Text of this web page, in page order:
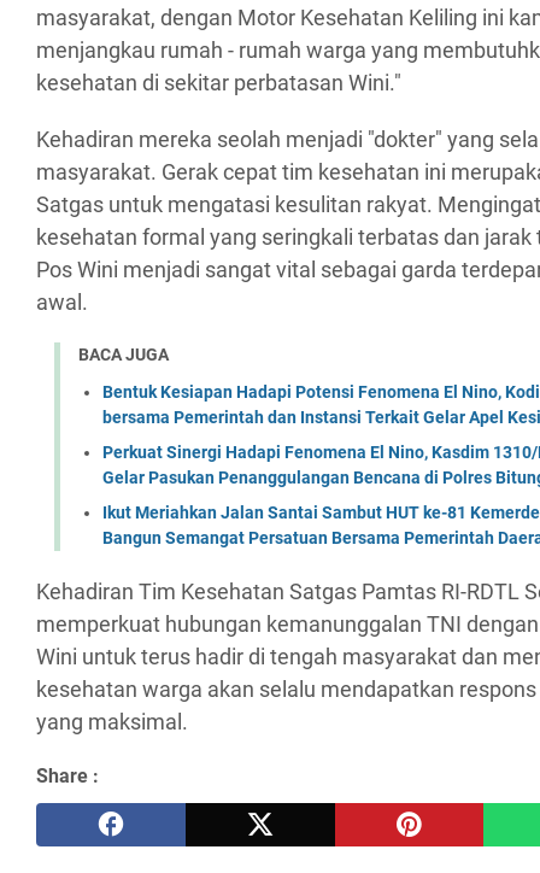
masyarakat, dengan Motor Kesehatan Keliling ini
menjangkau rumah - rumah warga yang
kesehatan di sekitar perbatasan Wini."
Kehadiran mereka seolah menjadi "dokter" yang
masyarakat. Gerak cepat tim kesehatan ini
Satgas untuk mengatasi kesulitan rakyat.
kesehatan formal yang seringkali terbatas dan
Pos Wini menjadi sangat vital sebagai garda
awal.
BACA JUGA
Bentuk Kesiapan Hadapi Potensi Fenomena El Nino,
bersama Pemerintah dan Instansi Terkait Gelar Apel
Perkuat Sinergi Hadapi Fenomena El Nino, Kasdim
Gelar Pasukan Penanggulangan Bencana di Polres
Ikut Meriahkan Jalan Santai Sambut HUT ke-81
Bangun Semangat Persatuan Bersama Pemerintah
Kehadiran Tim Kesehatan Satgas Pamtas RI-RDTL
memperkuat hubungan kemanunggalan TNI
Wini untuk terus hadir di tengah masyarakat dan
kesehatan warga akan selalu mendapatkan
yang maksimal.
Share :